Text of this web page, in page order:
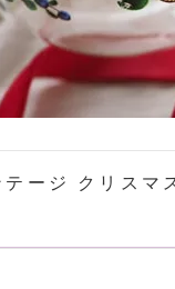
テージ クリス